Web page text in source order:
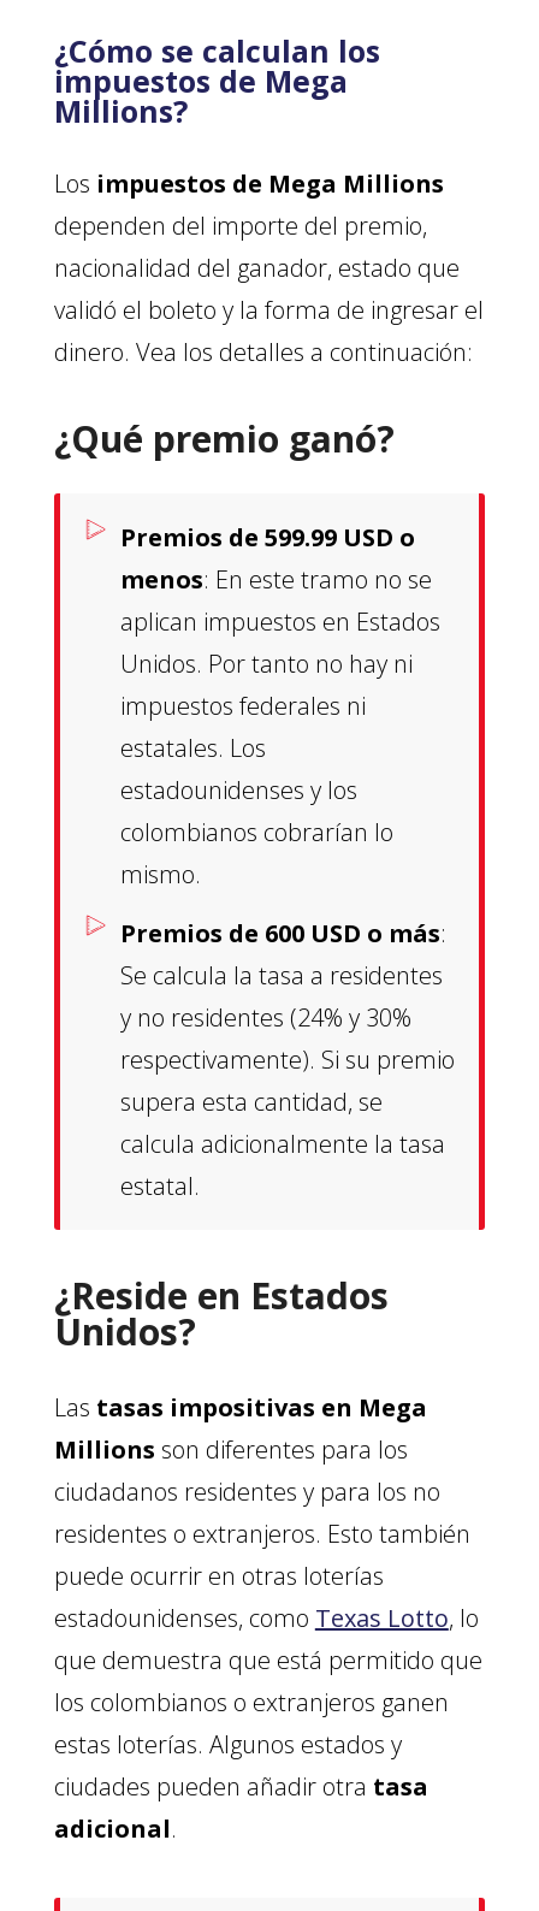
¿Cómo se calculan los
impuestos de Mega
Millions?
Los impuestos de Mega Millions
dependen del importe del premio,
nacionalidad del ganador, estado que
validó el boleto y la forma de ingresar el
dinero. Vea los detalles a continuación:
¿Qué premio ganó?
Premios de 599.99 USD o
menos: En este tramo no se
aplican impuestos en Estados
Unidos. Por tanto no hay ni
impuestos federales ni
estatales. Los
estadounidenses y los
colombianos cobrarían lo
mismo.
Premios de 600 USD o más:
Se calcula la tasa a residentes
y no residentes (24% y 30%
respectivamente). Si su premio
supera esta cantidad, se
calcula adicionalmente la tasa
estatal.
¿Reside en Estados
Unidos?
Las tasas impositivas en Mega
Millions son diferentes para los
ciudadanos residentes y para los no
residentes o extranjeros. Esto también
puede ocurrir en otras loterías
estadounidenses, como Texas Lotto, lo
que demuestra que está permitido que
los colombianos o extranjeros ganen
estas loterías. Algunos estados y
ciudades pueden añadir otra tasa
adicional.